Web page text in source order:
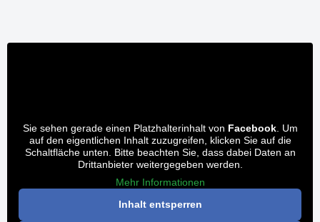
Sie sehen gerade einen Platzhalterinhalt von Facebook. Um
auf den eigentlichen Inhalt zuzugreifen, klicken Sie auf die
Schaltfläche unten. Bitte beachten Sie, dass dabei Daten an
Drittanbieter weitergegeben werden.
Mehr Informationen
Inhalt entsperren